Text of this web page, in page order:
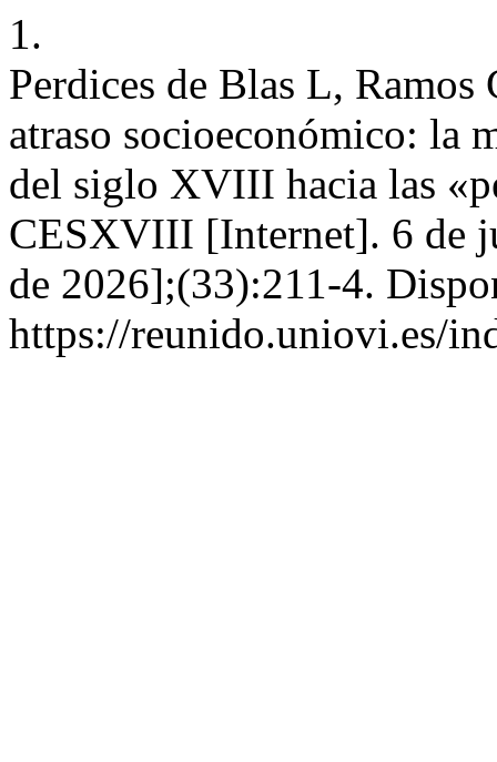
1.
Perdices de Blas L,
atraso socioeconómico: la
del siglo XVIII hacia las
CESXVIII [Internet]. 6 de
de 2026];(33):211-4.
https://reunido.uniovi.es/